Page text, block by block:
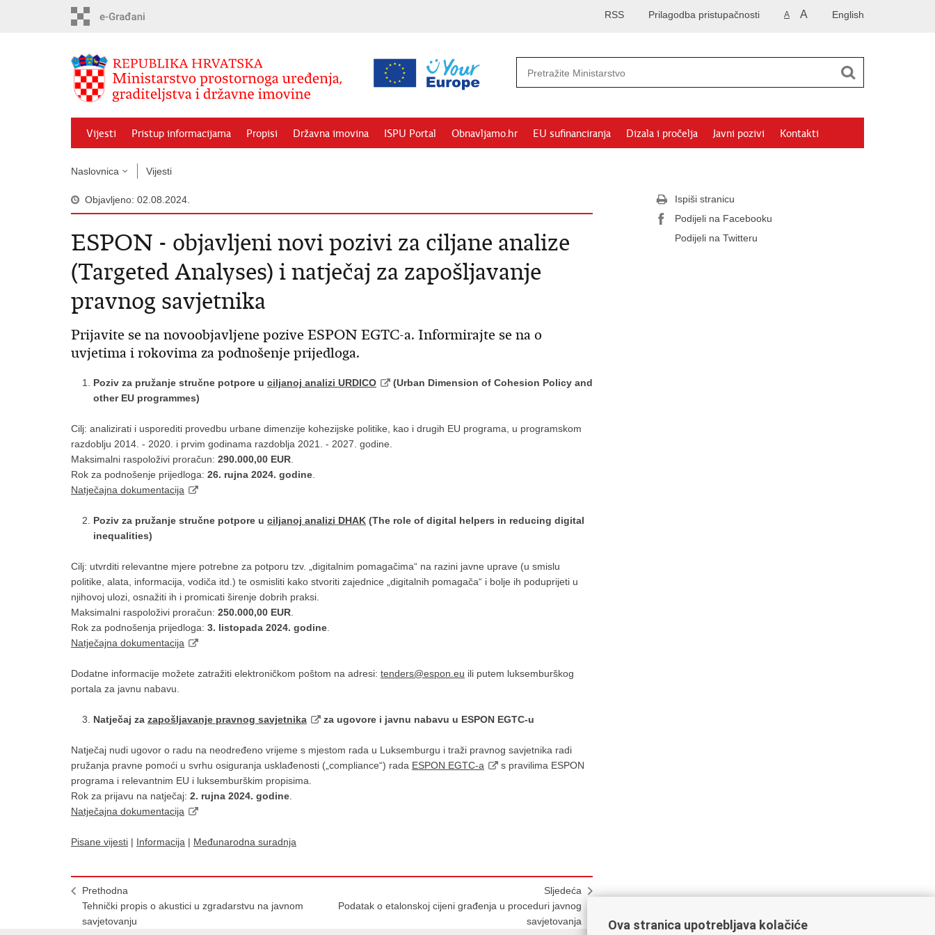
English
A A
Prilagodba pristupačnosti
RSS
Vijesti Pristup informacijama Propisi Državna imovina ISPU Portal Obnavljamo.hr EU sufinanciranja Dizala i pročelja Javni pozivi Kontakti
Naslovnica Vijesti
Objavljeno: 02.08.2024.
ESPON - objavljeni novi pozivi za ciljane analize
(Targeted Analyses) i natječaj za zapošljavanje
pravnog savjetnika
Prijavite se na novoobjavljene pozive ESPON EGTC-a. Informirajte se na o
uvjetima i rokovima za podnošenje prijedloga.
Poziv za pružanje stručne potpore u ciljanoj analizi URDICO
(Urban Dimension of Cohesion Policy and
other EU programmes)
Cilj: analizirati i usporediti provedbu urbane dimenzije kohezijske politike, kao i drugih EU programa, u programskom
razdoblju 2014. - 2020. i prvim godinama razdoblja 2021. - 2027. godine.
Maksimalni raspoloživi proračun: 290.000,00 EUR
Rok za podnošenje prijedloga: 26. rujna 2024. godine
Natječajna dokumentacija
Poziv za pružanje stručne potpore u ciljanoj analizi DHAK (The role of digital helpers in reducing digital
inequalities)
Cilj: utvrditi relevantne mjere potrebne za potporu tzv. „digitalnim pomagačima“ na razini javne uprave (u smislu
politike, alata, informacija, vodiča itd.) te osmisliti kako stvoriti zajednice „digitalnih pomagača“ i bolje ih poduprijeti u
njihovoj ulozi, osnažiti ih i promicati širenje dobrih praksi.
Maksimalni raspoloživi proračun: 250.000,00 EUR
Rok za podnošenja prijedloga: 3. listopada 2024. godine
Natječajna dokumentacija
Dodatne informacije možete zatražiti elektroničkom poštom na adresi: tenders@espon.eu ili putem luksemburškog
portala za javnu nabavu.
Natječaj za zapošljavanje pravnog savjetnika za ugovore i javnu nabavu u ESPON EGTC-u
Natječaj nudi ugovor o radu na neodređeno vrijeme s mjestom rada u Luksemburgu i traži pravnog savjetnika radi
pružanja pravne pomoći u svrhu osiguranja usklađenosti („compliance“) rada ESPON EGTC-a
s pravilima ESPON
programa i relevantnim EU i luksemburškim propisima.
Rok za prijavu na natječaj: 2. rujna 2024. godine
Natječajna dokumentacija
Pisane vijesti | Informacija | Međunarodna suradnja
Prethodna
Tehnički propis o akustici u zgradarstvu na javnom
savjetovanju
Sljedeća
Podatak o etalonskoj cijeni građenja u proceduri javnog
savjetovanja
Ispiši stranicu
Podijeli na Facebooku
Podijeli na Twitteru
Ova stranica upotrebljava kolačiće